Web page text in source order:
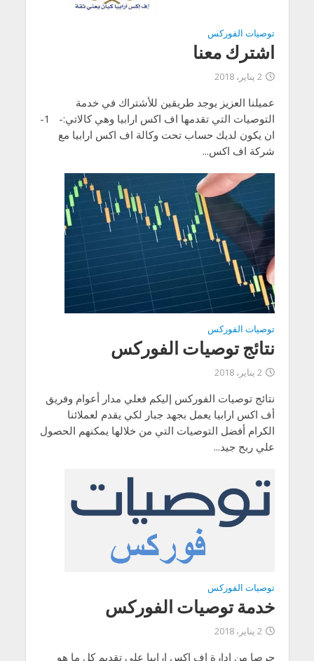
توصيات الفوركس
اشترك معنا
2 يناير، 2018
عميلنا العزيز يوجد طريقين للأشتراك في خدمة
التوصيات التي تقدمها اف اكس ارابيا وهي كالاتي:- 1-
ان يكون لديك حساب تحت وكالة اف اكس ارابيا مع
شركة اف اكس...
توصيات الفوركس
نتائج توصيات الفوركس
2 يناير، 2018
نتائج توصيات الفوركس إليكم فعلي مدار أعوام وفريق
أف اكس ارابيا يعمل بجهد جبار لكي يقدم لعملائنا
الكرام أفضل التوصيات التي من خلالها يمكنهم الحصول
علي ربح جيد...
توصيات الفوركس
خدمة توصيات الفوركس
2 يناير، 2018
حرصا من ادارة اف اكس ارابيا على تقديم كل ما هو